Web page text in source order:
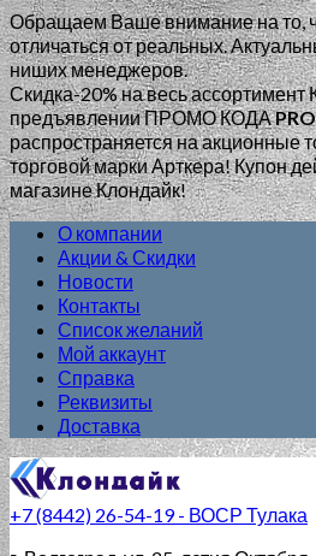
Обращаем Ваше внимание на то,
отличаться от реальных.
ниших менеджеров.
Скидка-20% на весь ассортимент
предъявлении ПРОМО КОДА
распространяется на акционные
торговой марки Арткера! Купон
магазине Клондайк!
О компании
Акции & Скидки
Новости
Контакты
Список желаний
Мой аккаунт
Справка
Реквизиты
Доставка
+7 (8442) 26-54-19 - ВОСР Тулака